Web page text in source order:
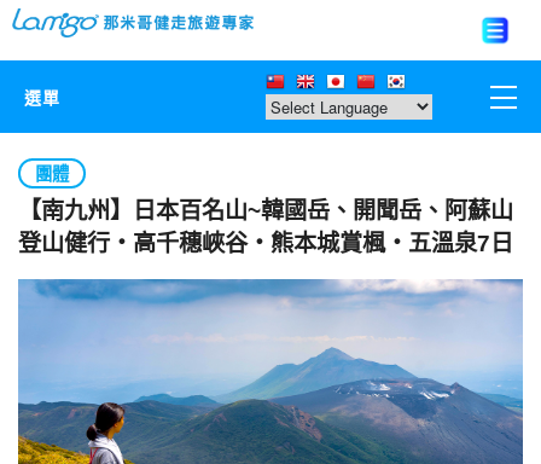
選單
那米哥莊園
中國
日本
歐美紐澳
團體
【南九州】日本百名山~韓國岳、開聞岳、阿蘇山
登山健行‧高千穗峽谷‧熊本城賞楓‧五溫泉7日